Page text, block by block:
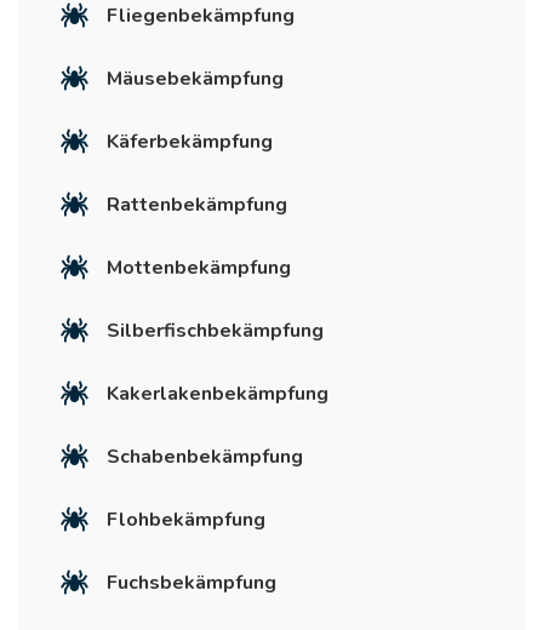
Fliegenbekämpfung
Mäusebekämpfung
Käferbekämpfung
Rattenbekämpfung
Mottenbekämpfung
Silberfischbekämpfung
Kakerlakenbekämpfung
Schabenbekämpfung
Flohbekämpfung
Fuchsbekämpfung